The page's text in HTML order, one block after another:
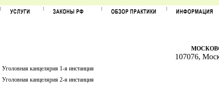
107076,
Уголовная канцелярия 1-я инстанция
Уголовная канцелярия 2-я инстанция